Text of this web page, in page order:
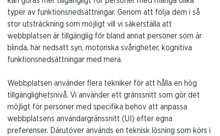
typer av funktionsnedsättningar. Genom att följa dem i så
stor utsträckning som möjligt vill vi säkerställa att
webbplatsen är tillgänglig för bland annat personer som är
blinda, har nedsatt syn, motoriska svårigheter, kognitiva
funktionsnedsättningar med mera.
Webbplatsen använder flera tekniker för att hålla en hög
tillgänglighetsnivå. Vi använder ett gränssnitt som gör det
möjligt för personer med specifika behov att anpassa
webbplatsens användargränssnitt (UI) efter egna
preferenser. Därutöver används en teknisk lösning som körs i